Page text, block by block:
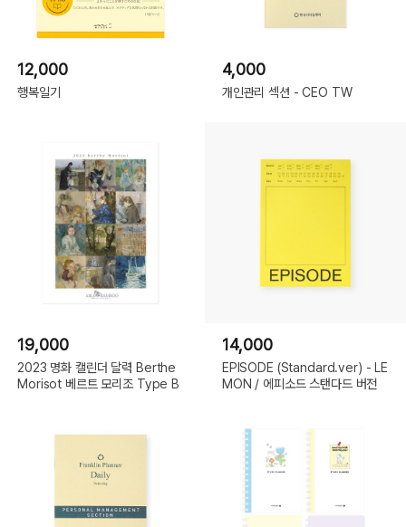
12,000
행복일기
4,000
개인관리 섹션 - CEO TW
19,000
2023 명화 캘린더 달력 Berthe
Morisot 베르트 모리조 Type B
14,000
EPISODE (Standard.ver) - LE
MON / 에피소드 스탠다드 버전